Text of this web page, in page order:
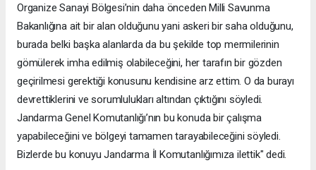
Organize Sanayi Bölgesi’nin daha önceden Milli Savunma
Bakanlığına ait bir alan olduğunu yani askeri bir saha olduğunu,
burada belki başka alanlarda da bu şekilde top mermilerinin
gömülerek imha edilmiş olabileceğini, her tarafın bir gözden
geçirilmesi gerektiği konusunu kendisine arz ettim. O da burayı
devrettiklerini ve sorumlulukları altından çıktığını söyledi.
Jandarma Genel Komutanlığı’nın bu konuda bir çalışma
yapabileceğini ve bölgeyi tamamen tarayabileceğini söyledi.
Bizlerde bu konuyu Jandarma İl Komutanlığımıza ilettik" dedi.